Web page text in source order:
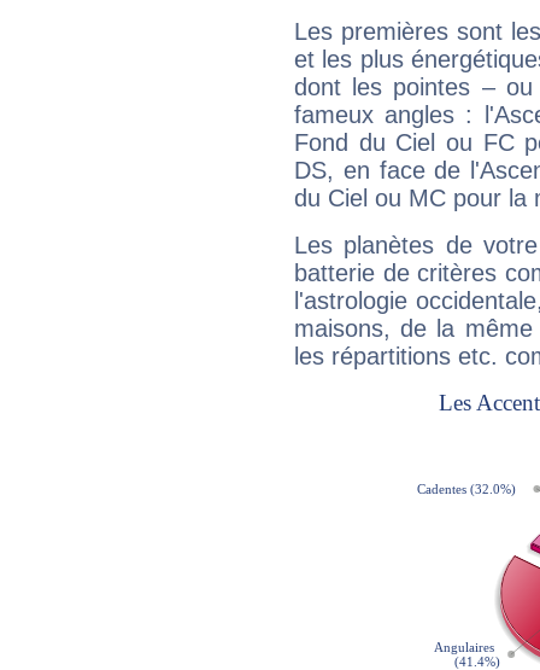
Les premières sont
et les plus
dont les pointes –
fameux angles :
Fond du Ciel ou FC
DS, en face de
du Ciel ou MC pour la
Les planètes de
batterie de critères
l'astrologie
maisons, de la
les répartitions etc.